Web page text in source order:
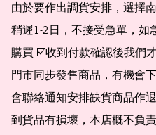
由於要作出調貨安排，選擇
稍遲1-2日，不接受急單，如
購買 ☑️收到付款確認後我們
門市同步發售商品，有機會
會聯絡通知安排缺貨商品作
到貨品有損壞，本店概不負